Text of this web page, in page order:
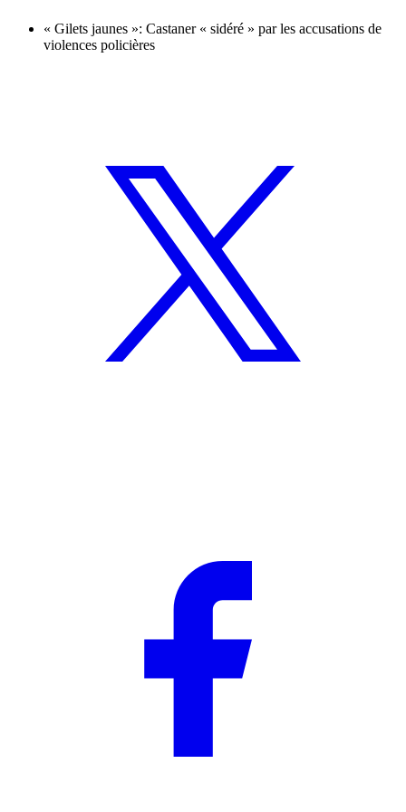
« Gilets jaunes »: Castaner « sidéré » par les accusations de
violences policières